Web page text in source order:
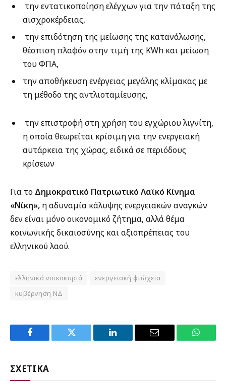
⁠ ⁠την εντατικοποίηση ελέγχων για την πάταξη της
αισχροκέρδειας,
⁠ ⁠την επιδότηση της μείωσης της κατανάλωσης,
θέσπιση πλαφόν στην τιμή της KWh και μείωση
του ΦΠΑ,
την αποθήκευση ενέργειας μεγάλης κλίμακας με
τη μέθοδο της αντλιοταμίευσης,
⁠ ⁠την επιστροφή στη χρήση του εγχώριου λιγνίτη,
η οποία θεωρείται κρίσιμη για την ενεργειακή
αυτάρκεια της χώρας, ειδικά σε περιόδους
κρίσεων
Για το Δημοκρατικό Πατριωτικό Λαϊκό Κίνημα
«Νίκη», η αδυναμία κάλυψης ενεργειακών αναγκών
δεν είναι μόνο οικονομικό ζήτημα, αλλά θέμα
κοινωνικής δικαιοσύνης και αξιοπρέπειας του
ελληνικού λαού.
ελληνικά νοικοκυριά
ενεργειακή φτώχεια
κυβέρνηση ΝΔ
Facebook Twitter LinkedIn Email
ΣΧΕΤΙΚΑ